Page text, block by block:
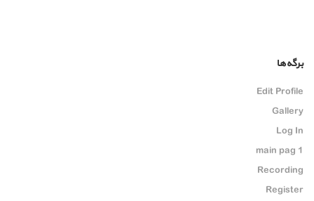
برگه‌ها
Edit Profile
Gallery
Log In
main pag 1
Recording
Register